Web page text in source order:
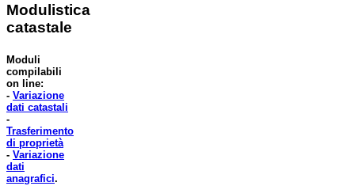
Modulistica
catastale
Moduli
compilabili
on line:
- Variazione
dati catastali
-
Trasferimento
di proprietà
- Variazione
dati
anagrafici.